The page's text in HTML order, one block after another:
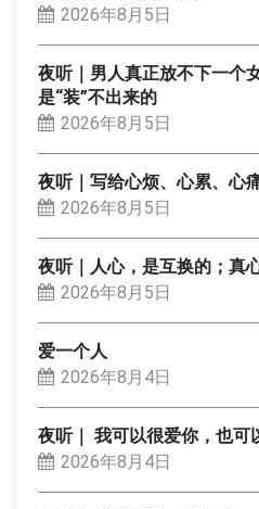
2026年8月5日
夜听｜男人真正放不下一个
是“装”不出来的
2026年8月5日
夜听｜写给心烦、心累、心
2026年8月5日
夜听｜人心，是互换的；真
2026年8月5日
爱一个人
2026年8月4日
夜听｜ 我可以很爱你，也可
2026年8月4日